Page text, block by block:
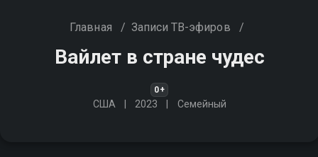
Главная / Записи ТВ-эфиров /
Вайлет в стране чудес
0+
США 2023 Cемейный